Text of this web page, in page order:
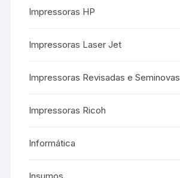
Impressoras HP
Impressoras Laser Jet
Impressoras Revisadas e Seminovas
Impressoras Ricoh
Informática
Insumos